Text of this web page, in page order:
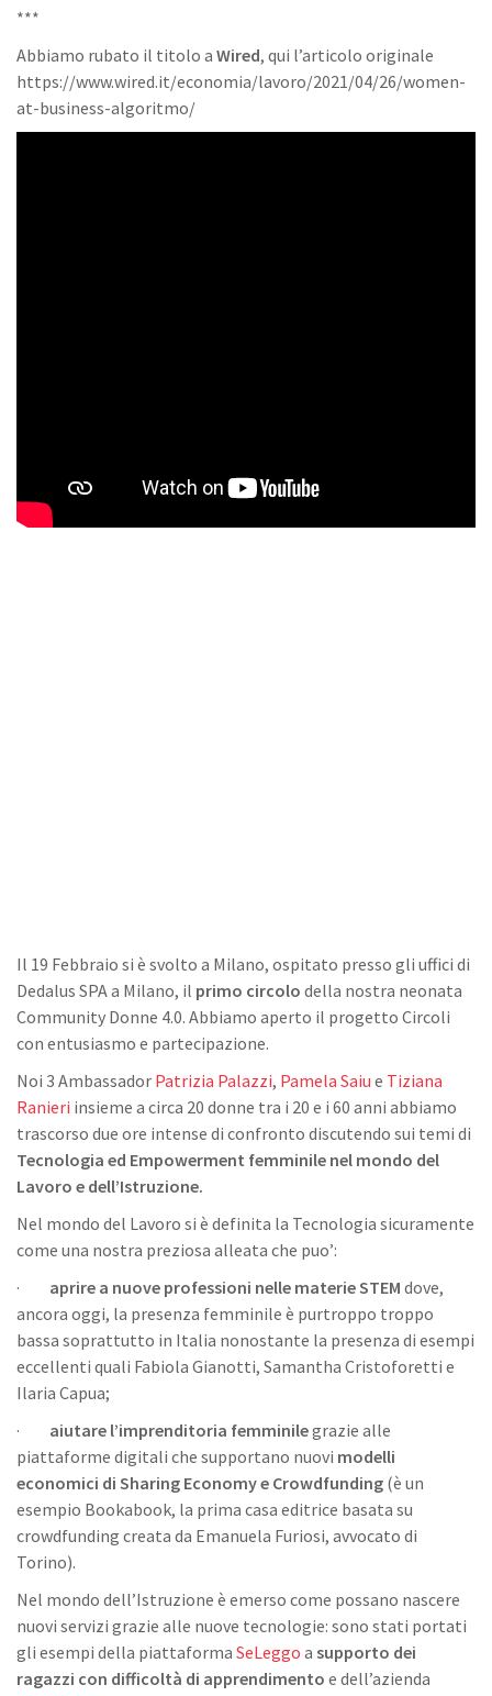
***
Abbiamo rubato il titolo a Wired, qui l’articolo originale
https://www.wired.it/economia/lavoro/2021/04/26/women-
at-business-algoritmo/
Il 19 Febbraio si è svolto a Milano, ospitato presso gli uffici di
Dedalus SPA a Milano, il primo circolo della nostra neonata
Community Donne 4.0. Abbiamo aperto il progetto Circoli
con entusiasmo e partecipazione.
Noi 3 Ambassador Patrizia Palazzi, Pamela Saiu e Tiziana
Ranieri insieme a circa 20 donne tra i 20 e i 60 anni abbiamo
trascorso due ore intense di confronto discutendo sui temi di
Tecnologia ed Empowerment femminile nel mondo del
Lavoro e dell’Istruzione.
Nel mondo del Lavoro si è definita la Tecnologia sicuramente
come una nostra preziosa alleata che puo’:
· aprire a nuove professioni nelle materie STEM dove,
ancora oggi, la presenza femminile è purtroppo troppo
bassa soprattutto in Italia nonostante la presenza di esempi
eccellenti quali Fabiola Gianotti, Samantha Cristoforetti e
Ilaria Capua;
· aiutare l’imprenditoria femminilegrazie alle
piattaforme digitali che supportano nuovi modelli
economici di Sharing Economy e Crowdfunding (è un
esempio Bookabook, la prima casa editrice basata su
crowdfunding creata da Emanuela Furiosi, avvocato di
Torino).
Nel mondo dell’Istruzione è emerso come possano nascere
nuovi servizi grazie alle nuove tecnologie: sono stati portati
gli esempi della piattaforma SeLeggo a supporto dei
ragazzi con difficoltà di apprendimento e dell’azienda